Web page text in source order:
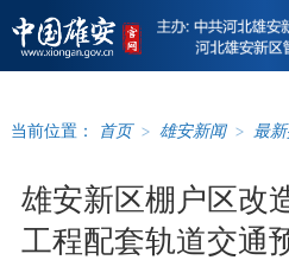
当前位置： 首页 > 雄安新闻 > 最
雄安新区棚户区改
工程配套轨道交通